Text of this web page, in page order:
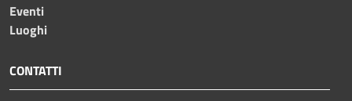
Eventi
Luoghi
CONTATTI